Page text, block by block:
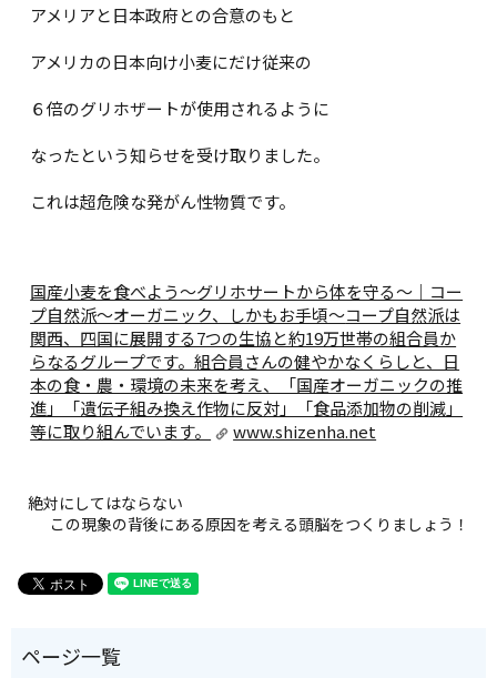
アメリアと日本政府との合意のもと
アメリカの日本向け小麦にだけ従来の
６倍のグリホザートが使用されるように
なったという知らせを受け取りました。
これは超危険な発がん性物質です。
国産小麦を食べよう～グリホサートから体を守る～｜コー
プ自然派～オーガニック、しかもお手頃～コープ自然派は
関西、四国に展開する7つの生協と約19万世帯の組合員か
らなるグループです。組合員さんの健やかなくらしと、日
本の食・農・環境の未来を考え、「国産オーガニックの推
進」「遺伝子組み換え作物に反対」「食品添加物の削減」
等に取り組んでいます。
www.shizenha.net
絶対にしてはならない
この現象の背後にある原因を考える頭脳をつくりましょう！